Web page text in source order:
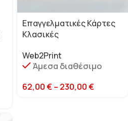
Επαγγελματικές Κάρτες
Κλασικές
Web2Print
Άμεσα διαθέσιμο
62,00€ – 230,00€